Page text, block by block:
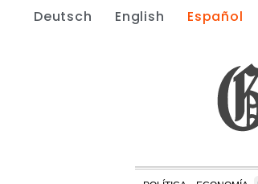
Deutsch English Español